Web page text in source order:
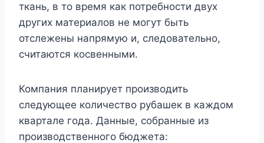
ткань, в то время как потребности двух
других материалов не могут быть
отслежены напрямую и, следовательно,
считаются косвенными.
Компания планирует производить
следующее количество рубашек в каждом
квартале года. Данные, собранные из
производственного бюджета: